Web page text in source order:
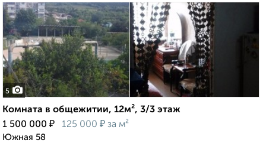
5
Комната в общежитии, 12м², 3/3 этаж
1 500 000 ₽ 125 000 ₽ за м²
Южная 58